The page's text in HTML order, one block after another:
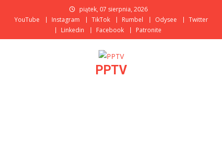
piątek, 07 sierpnia, 2026
YouTube
Instagram TikTok Rumbel Odysee
Twitter
Linkedin
Facebook Patronite
PPTV